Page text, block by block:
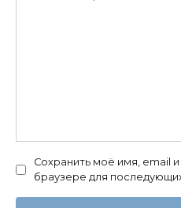
Сохранить моё имя, email
браузере для